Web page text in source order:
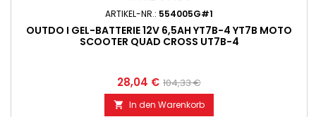
ARTIKEL-NR.: 554005G#1
OUTDO I GEL-BATTERIE 12V 6,5AH YT7B-4 YT7B MOTO
SCOOTER QUAD CROSS UT7B-4
28,04 € 104,33 €
 In den Warenkorb